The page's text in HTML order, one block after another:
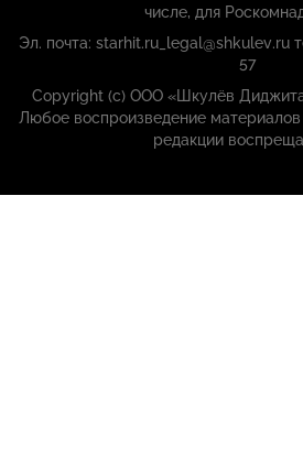
числе, для
Эл. почта: starhit.ru_legal@shkulev.ru
57
Copyright (с) ООО «Шкулёв
Любое воспроизведение
редакции